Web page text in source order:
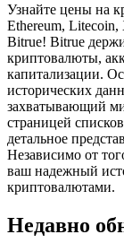
USDT-
Фьючерсы с
Узнайте цены на
Ethereum,
Bitrue! Bitrue
криптовалюты,
капитализации.
исторических
захватывающий
страницей
детальное
Независимо от
ваш надежный
криптовалютами.
Недавно